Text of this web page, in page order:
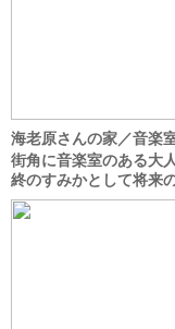
海老原さんの家／音楽
街角に音楽室のある大
終のすみかとして将来